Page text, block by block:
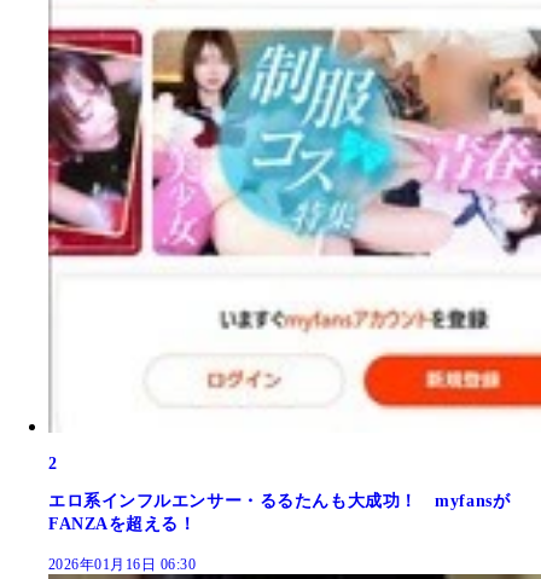
2
エロ系インフルエンサー・るるたんも大成功！ myfansが
FANZAを超える！
2026年01月16日 06:30